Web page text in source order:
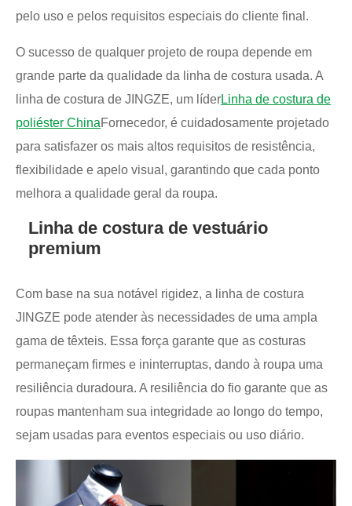
pelo uso e pelos requisitos especiais do cliente final.
O sucesso de qualquer projeto de roupa depende em
grande parte da qualidade da linha de costura usada. A
linha de costura de JINGZE, um líderLinha de costura de
poliéster ChinaFornecedor, é cuidadosamente projetado
para satisfazer os mais altos requisitos de resistência,
flexibilidade e apelo visual, garantindo que cada ponto
melhora a qualidade geral da roupa.
Linha de costura de vestuário
premium
Com base na sua notável rigidez, a linha de costura
JINGZE pode atender às necessidades de uma ampla
gama de têxteis. Essa força garante que as costuras
permaneçam firmes e ininterruptas, dando à roupa uma
resiliência duradoura. A resiliência do fio garante que as
roupas mantenham sua integridade ao longo do tempo,
sejam usadas para eventos especiais ou uso diário.